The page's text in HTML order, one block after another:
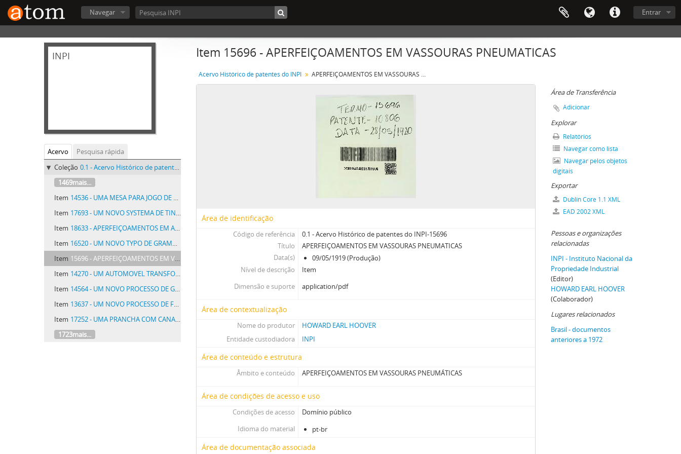
Entrar
Navegar
INPI
Acervo
Pesquisa rápida
Coleção 0.1 - Acervo Histórico de patentes do INPI - Acervo Histórico de patentes do INPI
1469mais...
Item 14536 - UMA MESA PARA JOGO DE BOLAS
Item 17693 - UM NOVO SYSTEMA DE TINTAS QUE, SE IDENTIFICANDO COM O MATERIAL DE PINTURA, TORNAM-NO COMPLETAMENTE IMPERMEAVEL A HUMIDADE PRESERVANDO O REBOCO DA ACÇÃO DELETERIA DOS AGENTES ATMOSPHERICOS
Item 18633 - APERFEIÇOAMENTOS EM AZAS DE AEROPLANOS
Item 16520 - UM NOVO TYPO DE GRAMPO PARA FRISAR O CABELLO
Item 15696 - APERFEIÇOAMENTOS EM VASSOURAS PNEUMATICAS
Item 14270 - UM AUTOMOVEL TRANSFORMAVEL EM AUTO-CAMINHÃO OU EM TRACTOR
Item 14564 - UM NOVO PROCESSO DE GRAVURA
Item 13637 - UM NOVO PROCESSO DE FABRICAÇÃO DE BRIQUETTES DE TURFA OU CARVÃO
Item 17252 - UMA PRANCHA COM CANAES DE INSERÇÃO DE MEIOS DE ATAR PARA PRENSAS DE ENFARDAR
1723mais...
Item 15696 - APERFEIÇOAMENTOS EM VASSOURAS PNEUMATICAS
Acervo Histórico de patentes do INPI APERFEIÇOAMENTOS EM VASSOURAS PNEUMATICAS
Área de identificação
Código de referência
0.1 - Acervo Histórico de patentes do INPI-15696
Título
APERFEIÇOAMENTOS EM VASSOURAS PNEUMATICAS
Data(s)
09/05/1919 (Produção)
Nível de descrição
Item
Dimensão e suporte
application/pdf
Área de contextualização
Nome do produtor
HOWARD EARL HOOVER
Entidade custodiadora
INPI
Área de conteúdo e estrutura
Âmbito e conteúdo APERFEIÇOAMENTOS EM VASSOURAS PNEUMÁTICAS
Área de condições de acesso e uso
Condições de acesso
Domínio público
Idioma do material
pt-br
Área de documentação associada
Área de Transferência
Adicionar
Explorar
Relatórios
Navegar como lista
Navegar pelos objetos
digitais
Exportar
Dublin Core 1.1 XML
EAD 2002 XML
Pessoas e organizações
relacionadas
INPI - Instituto Nacional da
Propriedade Industrial
(Editor)
HOWARD EARL HOOVER
(Colaborador)
Lugares relacionados
Brasil - documentos
anteriores a 1972